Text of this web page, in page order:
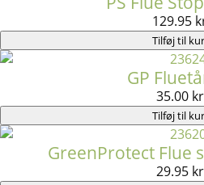
129.95
Tilføj til
GP
35.00
Tilføj til
GreenProtect Flue
29.95